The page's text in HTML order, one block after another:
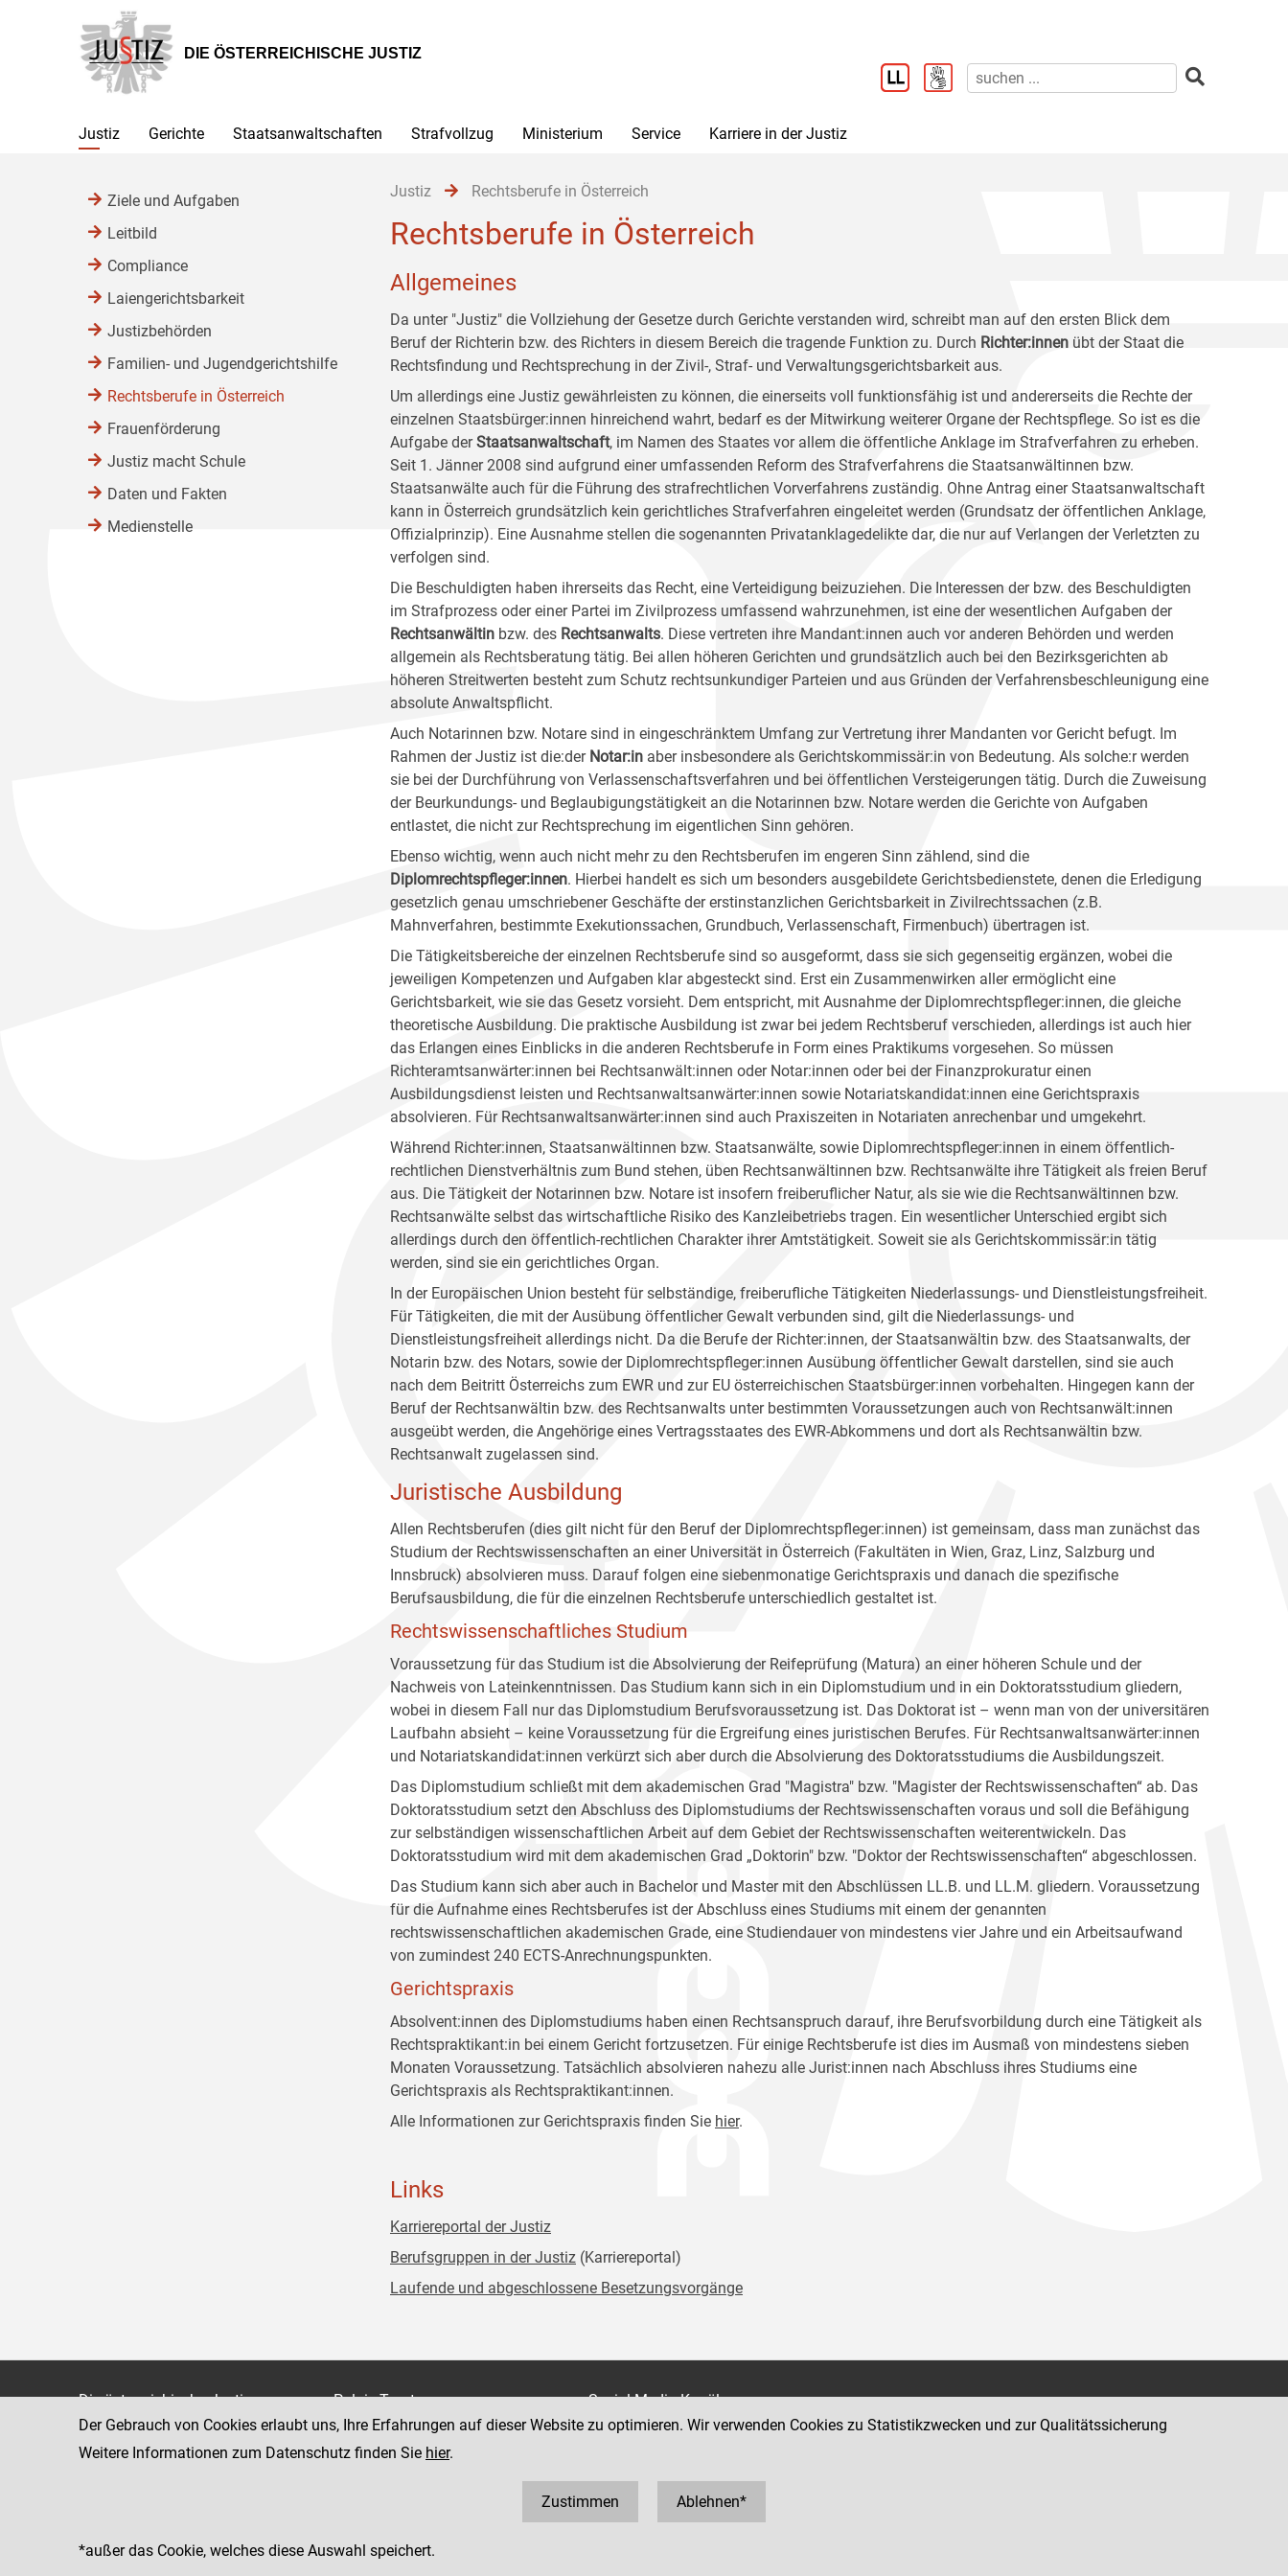
Hauptnavigation
[1]
Inhalt
[2]
Untermenü
[3]
DIE ÖSTERREICHISCHE JUSTIZ
Justiz Gerichte Staatsanwaltschaften Strafvollzug Ministerium Service Karriere in der Justiz
Justiz Rechtsberufe in Österreich
Rechtsberufe in Österreich
Allgemeines
Da unter "Justiz" die Vollziehung der Gesetze durch Gerichte verstanden wird, schreibt man auf den ersten Blick dem
Beruf der Richterin bzw. des Richters in diesem Bereich die tragende Funktion zu. Durch Richter:innen übt der Staat die
Rechtsfindung und Rechtsprechung in der Zivil-, Straf- und Verwaltungsgerichtsbarkeit aus.
Um allerdings eine Justiz gewährleisten zu können, die einerseits voll funktionsfähig ist und andererseits die Rechte der
einzelnen Staatsbürger:innen hinreichend wahrt, bedarf es der Mitwirkung weiterer Organe der Rechtspflege. So ist es die
Aufgabe derStaatsanwaltschaft, im Namen des Staates vor allem die öffentliche Anklage im Strafverfahren zu erheben.
Seit 1. Jänner 2008 sind aufgrund einer umfassenden Reform des Strafverfahrens die Staatsanwältinnen bzw.
Staatsanwälte auch für die Führung des strafrechtlichen Vorverfahrens zuständig. Ohne Antrag einer Staatsanwaltschaft
kann in Österreich grundsätzlich kein gerichtliches Strafverfahren eingeleitet werden (Grundsatz der öffentlichen Anklage,
Offizialprinzip). Eine Ausnahme stellen die sogenannten Privatanklagedelikte dar, die nur auf Verlangen der Verletzten zu
verfolgen sind.
Die Beschuldigten haben ihrerseits das Recht, eine Verteidigung beizuziehen. Die Interessen der bzw. des Beschuldigten
im Strafprozess oder einer Partei im Zivilprozess umfassend wahrzunehmen, ist eine der wesentlichen Aufgaben der
Rechtsanwältin bzw. des Rechtsanwalts. Diese vertreten ihre Mandant:innen auch vor anderen Behörden und werden
allgemein als Rechtsberatung tätig. Bei allen höheren Gerichten und grundsätzlich auch bei den Bezirksgerichten ab
höheren Streitwerten besteht zum Schutz rechtsunkundiger Parteien und aus Gründen der Verfahrensbeschleunigung eine
absolute Anwaltspflicht.
Auch Notarinnen bzw. Notare sind in eingeschränktem Umfang zur Vertretung ihrer Mandanten vor Gericht befugt. Im
Rahmen der Justiz ist die:der Notar:in aber insbesondere als Gerichtskommissär:in von Bedeutung. Als solche:r werden
sie bei der Durchführung von Verlassenschaftsverfahren und bei öffentlichen Versteigerungen tätig. Durch die Zuweisung
der Beurkundungs- und Beglaubigungstätigkeit an die Notarinnen bzw. Notare werden die Gerichte von Aufgaben
entlastet, die nicht zur Rechtsprechung im eigentlichen Sinn gehören.
Ebenso wichtig, wenn auch nicht mehr zu den Rechtsberufen im engeren Sinn zählend, sind die
Diplomrechtspfleger:innen. Hierbei handelt es sich um besonders ausgebildete Gerichtsbedienstete, denen die Erledigung
gesetzlich genau umschriebener Geschäfte der erstinstanzlichen Gerichtsbarkeit in Zivilrechtssachen (z.B.
Mahnverfahren, bestimmte Exekutionssachen, Grundbuch, Verlassenschaft, Firmenbuch) übertragen ist.
Die Tätigkeitsbereiche der einzelnen Rechtsberufe sind so ausgeformt, dass sie sich gegenseitig ergänzen, wobei die
jeweiligen Kompetenzen und Aufgaben klar abgesteckt sind. Erst ein Zusammenwirken aller ermöglicht eine
Gerichtsbarkeit, wie sie das Gesetz vorsieht. Dem entspricht, mit Ausnahme der Diplomrechtspfleger:innen, die gleiche
theoretische Ausbildung. Die praktische Ausbildung ist zwar bei jedem Rechtsberuf verschieden, allerdings ist auch hier
das Erlangen eines Einblicks in die anderen Rechtsberufe in Form eines Praktikums vorgesehen. So müssen
Richteramtsanwärter:innen bei Rechtsanwält:innen oder Notar:innen oder bei der Finanzprokuratur einen
Ausbildungsdienst leisten und Rechtsanwaltsanwärter:innen sowie Notariatskandidat:innen eine Gerichtspraxis
absolvieren. Für Rechtsanwaltsanwärter:innen sind auch Praxiszeiten in Notariaten anrechenbar und umgekehrt.
Während Richter:innen, Staatsanwältinnen bzw. Staatsanwälte, sowie Diplomrechtspfleger:innen in einem öffentlich-
rechtlichen Dienstverhältnis zum Bund stehen, üben Rechtsanwältinnen bzw. Rechtsanwälte ihre Tätigkeit als freien Beruf
aus. Die Tätigkeit der Notarinnen bzw. Notare ist insofern freiberuflicher Natur, als sie wie die Rechtsanwältinnen bzw.
Rechtsanwälte selbst das wirtschaftliche Risiko des Kanzleibetriebs tragen. Ein wesentlicher Unterschied ergibt sich
allerdings durch den öffentlich-rechtlichen Charakter ihrer Amtstätigkeit. Soweit sie als Gerichtskommissär:in tätig
werden, sind sie ein gerichtliches Organ.
In der Europäischen Union besteht für selbständige, freiberufliche Tätigkeiten Niederlassungs- und Dienstleistungsfreiheit.
Für Tätigkeiten, die mit der Ausübung öffentlicher Gewalt verbunden sind, gilt die Niederlassungs- und
Dienstleistungsfreiheit allerdings nicht. Da die Berufe der Richter:innen, der Staatsanwältin bzw. des Staatsanwalts, der
Notarin bzw. des Notars, sowie der Diplomrechtspfleger:innen Ausübung öffentlicher Gewalt darstellen, sind sie auch
nach dem Beitritt Österreichs zum EWR und zur EU österreichischen Staatsbürger:innen vorbehalten. Hingegen kann der
Beruf der Rechtsanwältin bzw. des Rechtsanwalts unter bestimmten Voraussetzungen auch von Rechtsanwält:innen
ausgeübt werden, die Angehörige eines Vertragsstaates des EWR-Abkommens und dort als Rechtsanwältin bzw.
Rechtsanwalt zugelassen sind.
Juristische Ausbildung
Allen Rechtsberufen (dies gilt nicht für den Beruf der Diplomrechtspfleger:innen) ist gemeinsam, dass man zunächst das
Studium der Rechtswissenschaften an einer Universität in Österreich (Fakultäten in Wien, Graz, Linz, Salzburg und
Innsbruck) absolvieren muss. Darauf folgen eine siebenmonatige Gerichtspraxis und danach die spezifische
Berufsausbildung, die für die einzelnen Rechtsberufe unterschiedlich gestaltet ist.
Rechtswissenschaftliches Studium
Voraussetzung für das Studium ist die Absolvierung der Reifeprüfung (Matura) an einer höheren Schule und der
Nachweis von Lateinkenntnissen. Das Studium kann sich in ein Diplomstudium und in ein Doktoratsstudium gliedern,
wobei in diesem Fall nur das Diplomstudium Berufsvoraussetzung ist. Das Doktorat ist – wenn man von der universitären
Laufbahn absieht – keine Voraussetzung für die Ergreifung eines juristischen Berufes. Für Rechtsanwaltsanwärter:innen
und Notariatskandidat:innen verkürzt sich aber durch die Absolvierung des Doktoratsstudiums die Ausbildungszeit.
Das Diplomstudium schließt mit dem akademischen Grad "Magistra" bzw. "Magister der Rechtswissenschaften“ ab. Das
Doktoratsstudium setzt den Abschluss des Diplomstudiums der Rechtswissenschaften voraus und soll die Befähigung
zur selbständigen wissenschaftlichen Arbeit auf dem Gebiet der Rechtswissenschaften weiterentwickeln. Das
Doktoratsstudium wird mit dem akademischen Grad „Doktorin" bzw. "Doktor der Rechtswissenschaften“ abgeschlossen.
Das Studium kann sich aber auch in Bachelor und Master mit den Abschlüssen LL.B. und LL.M. gliedern. Voraussetzung
für die Aufnahme eines Rechtsberufes ist der Abschluss eines Studiums mit einem der genannten
rechtswissenschaftlichen akademischen Grade, eine Studiendauer von mindestens vier Jahre und ein Arbeitsaufwand
von zumindest 240 ECTS-Anrechnungspunkten.
Gerichtspraxis
Absolvent:innen des Diplomstudiums haben einen Rechtsanspruch darauf, ihre Berufsvorbildung durch eine Tätigkeit als
Rechtspraktikant:in bei einem Gericht fortzusetzen. Für einige Rechtsberufe ist dies im Ausmaß von mindestens sieben
Monaten Voraussetzung. Tatsächlich absolvieren nahezu alle Jurist:innen nach Abschluss ihres Studiums eine
Gerichtspraxis als Rechtspraktikant:innen.
Alle Informationen zur Gerichtspraxis finden Sie hier.
Links
Karriereportal der Justiz
Berufsgruppen in der Justiz (Karriereportal)
Laufende und abgeschlossene Besetzungsvorgänge
Ziele und Aufgaben
Leitbild
Compliance
Laiengerichtsbarkeit
Justizbehörden
Familien- und Jugendgerichtshilfe
Rechtsberufe in Österreich
Frauenförderung
Justiz macht Schule
Daten und Fakten
Medienstelle
Die österreichische Justiz
Bundesministerium für Justiz
justiz.gv.at
Palais Trautson
Museumstraße 7
1070 Wien
Social Media Kanäle
der Justiz und des BMJ
Der Gebrauch von Cookies erlaubt uns, Ihre Erfahrungen auf dieser Website zu optimieren. Wir verwenden Cookies zu Statistikzwecken und zur Qualitätssicherung
Weitere Informationen zum Datenschutz finden Sie hier.
Zustimmen Ablehnen*
*außer das Cookie, welches diese Auswahl speichert.